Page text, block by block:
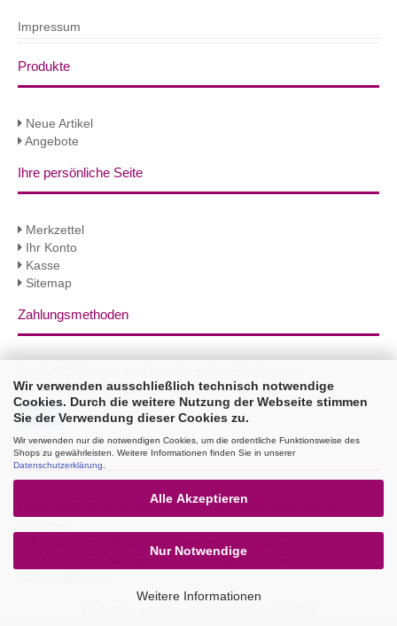
Wir verwenden ausschließlich technisch notwendige
Cookies. Durch die weitere Nutzung der Webseite stimmen
Sie der Verwendung dieser Cookies zu.
Wir verwenden nur die notwendigen Cookies, um die ordentliche Funktionsweise des
Shops zu gewährleisten. Weitere Informationen finden Sie in unserer
Datenschutzerklärung
Alle Akzeptieren
Nur Notwendige
Weitere Informationen
Impressum
Produkte
Neue Artikel
Angebote
Ihre persönliche Seite
Merkzettel
Ihr Konto
Kasse
Sitemap
Zahlungsmethoden
Sie erhalten 3% Rabatt per Bank Überweisung!
B2B
Dieser B2B Shop ist ausschließlich für Gewerbetreibende
Alle Preise sind Nettopreise zzgl.der gesetzlichen